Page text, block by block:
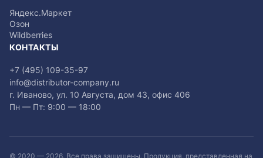
Яндекс.Маркет
Озон
Wildberries
КОНТАКТЫ
+7 (495) 109-35-97
info@distributor-company.ru
г. Иваново, ул. 10 Августа, дом 43, офис 406
Пн — Пт: 9:00 — 18:00
© 2020 — 2026. Все права защищены. Продукция, представленная на